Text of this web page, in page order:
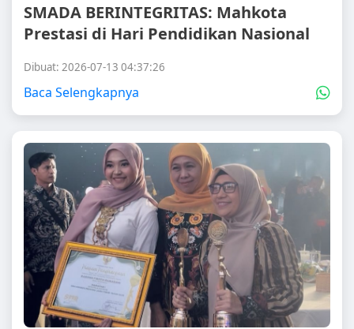
SMADA BERINTEGRITAS: Mahkota
Prestasi di Hari Pendidikan Nasional
Dibuat: 2026-07-13 04:37:26
Baca Selengkapnya